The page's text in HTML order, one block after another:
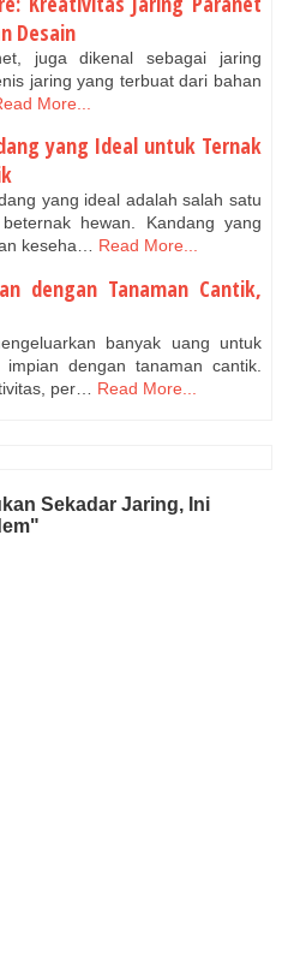
Desain
dikenal sebagai jaring
jaring yang terbuat dari bahan
More...
yang Ideal untuk Ternak
yang ideal adalah salah satu
hewan. Kandang yang
keseha… Read More...
dengan Tanaman Cantik,
banyak uang untuk
impian dengan tanaman cantik.
per…
Read More...
Sekadar Jaring, Ini